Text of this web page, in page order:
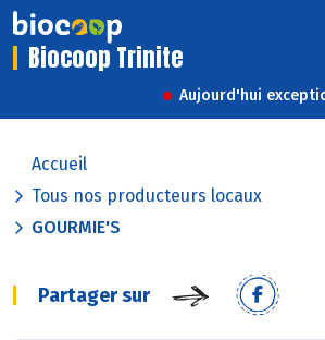
Biocoop Trinite
Aujourd'hui
Accueil
Tous nos producteurs locaux
GOURMIE'S
Partager sur